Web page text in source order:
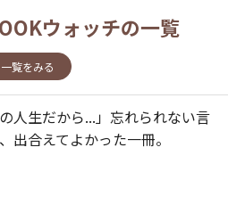
ウォッチの一覧
一覧をみる
の人生だから...」忘れられない言
出合えてよかった一冊。